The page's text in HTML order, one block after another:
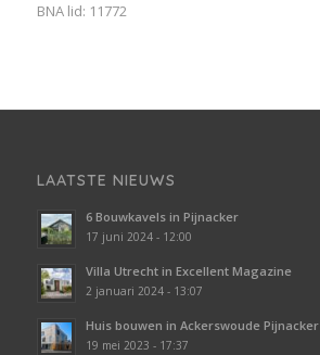
BNA lid: 11772
LAATSTE NIEUWS
6 Bouwkavels in Pijnacker
17 juni 2024 - 12:00
Villa Utrecht in Excellent Magazine
2 januari 2024 - 13:07
Huis bouwen in Ackerswoude Pijnacker
19 mei 2023 - 17:37